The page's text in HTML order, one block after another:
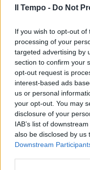
Il Tempo - Do Not
If you wish to opt-out
processing of your
targeted advertising by
section to confirm your
opt-out request is
interest-based ads
us or personal
your opt-out. You may
disclosure of your
IAB’s list of
also be disclosed by us
Downstream